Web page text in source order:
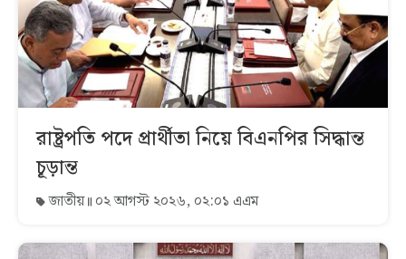
রাষ্ট্রপতি পদে প্রার্থীতা নিয়ে বিএনপির সিদ্ধান্ত
চূড়ান্ত
জাতীয় ০২ আগস্ট ২০২৬, ০২:০১ এএম